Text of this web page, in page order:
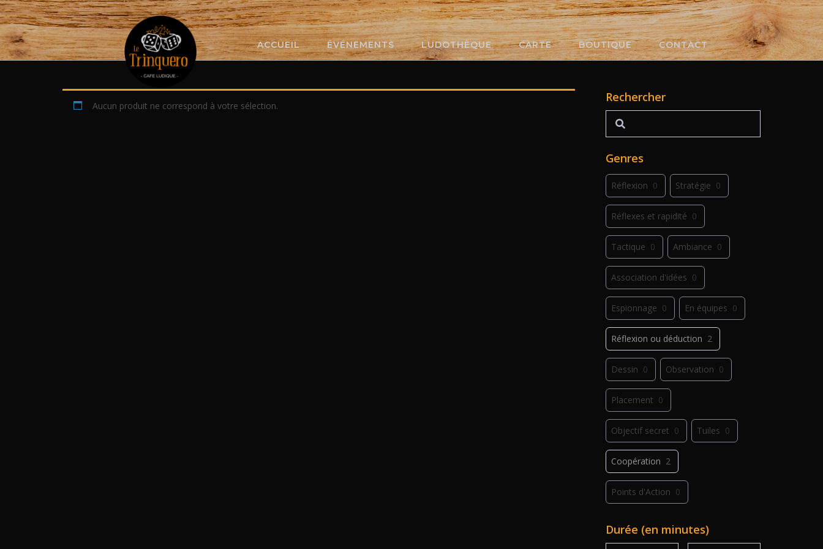
Skip
to
content
ACCUEIL ÉVÉNEMENTS LUDOTHÈQUE CARTE BOUTIQUE CONTACT
Aucun produit ne correspond à votre sélection.
Rechercher
Rechercher
Genres
Réflexion 0 Stratégie 0
Réflexes et rapidité 0
Tactique 0 Ambiance 0
Association d'idées 0
Espionnage 0 En équipes 0
Réflexion ou déduction 2
Dessin 0 Observation 0
Placement 0
Objectif secret 0 Tuiles 0
Coopération 2
Points d'Action 0
Déplacement 0
Durée (en minutes)